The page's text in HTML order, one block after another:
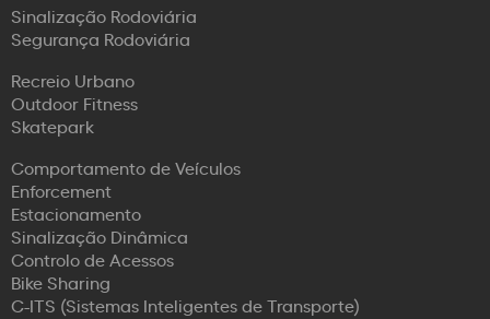
Sinalização Rodoviária
Segurança Rodoviária
Recreio Urbano
Outdoor Fitness
Skatepark
Comportamento de Veículos
Enforcement
Estacionamento
Sinalização Dinâmica
Controlo de Acessos
Bike Sharing
C-ITS (Sistemas Inteligentes de Transporte)